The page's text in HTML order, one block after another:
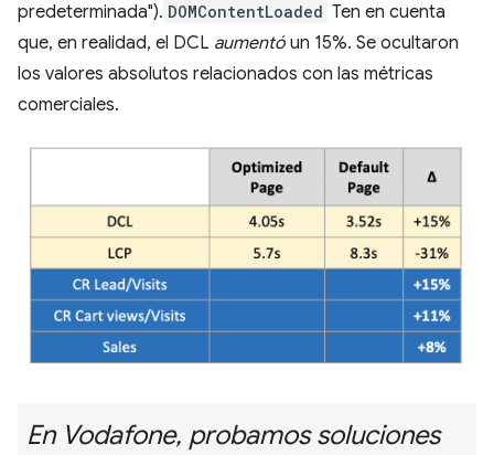
predeterminada"). DOMContentLoaded Ten en cuenta
que, en realidad, el DCL aumentó un 15%. Se ocultaron
los valores absolutos relacionados con las métricas
comerciales.
En Vodafone, probamos soluciones